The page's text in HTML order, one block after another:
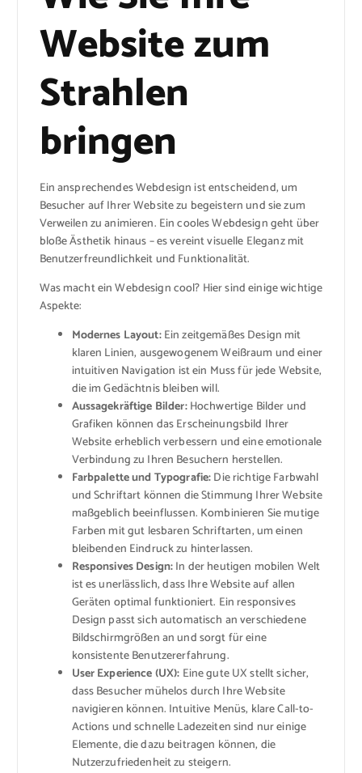
Website zum
Strahlen
bringen
Ein ansprechendes Webdesign ist entscheidend, um
Besucher auf Ihrer Website zu begeistern und sie zum
Verweilen zu animieren. Ein cooles Webdesign geht über
bloße Ästhetik hinaus – es vereint visuelle Eleganz mit
Benutzerfreundlichkeit und Funktionalität.
Was macht ein Webdesign cool? Hier sind einige wichtige
Aspekte:
Modernes Layout:Ein zeitgemäßes Design mit
klaren Linien, ausgewogenem Weißraum und einer
intuitiven Navigation ist ein Muss für jede Website,
die im Gedächtnis bleiben will.
Aussagekräftige Bilder:Hochwertige Bilder und
Grafiken können das Erscheinungsbild Ihrer
Website erheblich verbessern und eine emotionale
Verbindung zu Ihren Besuchern herstellen.
Farbpalette und Typografie:Die richtige Farbwahl
und Schriftart können die Stimmung Ihrer Website
maßgeblich beeinflussen. Kombinieren Sie mutige
Farben mit gut lesbaren Schriftarten, um einen
bleibenden Eindruck zu hinterlassen.
Responsives Design:In der heutigen mobilen Welt
ist es unerlässlich, dass Ihre Website auf allen
Geräten optimal funktioniert. Ein responsives
Design passt sich automatisch an verschiedene
Bildschirmgrößen an und sorgt für eine
konsistente Benutzererfahrung.
User Experience (UX): Eine gute UX stellt sicher,
dass Besucher mühelos durch Ihre Website
navigieren können. Intuitive Menüs, klare Call-to-
Actions und schnelle Ladezeiten sind nur einige
Elemente, die dazu beitragen können, die
Nutzerzufriedenheit zu steigern.